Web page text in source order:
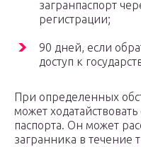
загранпаспорт
регистрации;
90 дней, если
доступ к
При определенных
может
паспорта. Он может
загранника в течение